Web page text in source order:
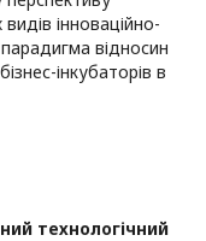
інноваційно-
відносин
інкубаторів в
технологічний